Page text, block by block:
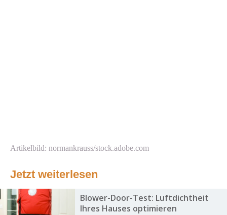
Artikelbild: normankrauss/stock.adobe.com
Jetzt weiterlesen
Blower-Door-Test: Luftdichtheit
Ihres Hauses optimieren